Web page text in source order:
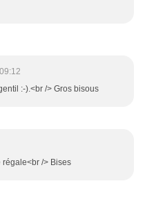
:-).<br /> Gros bisous
/> Bises